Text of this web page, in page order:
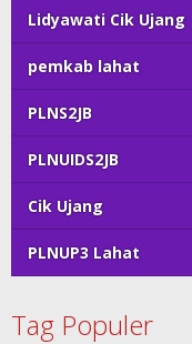
Lidyawati Cik Ujang
pemkab lahat
PLNS2JB
PLNUIDS2JB
Cik Ujang
PLNUP3 Lahat
Tag Populer